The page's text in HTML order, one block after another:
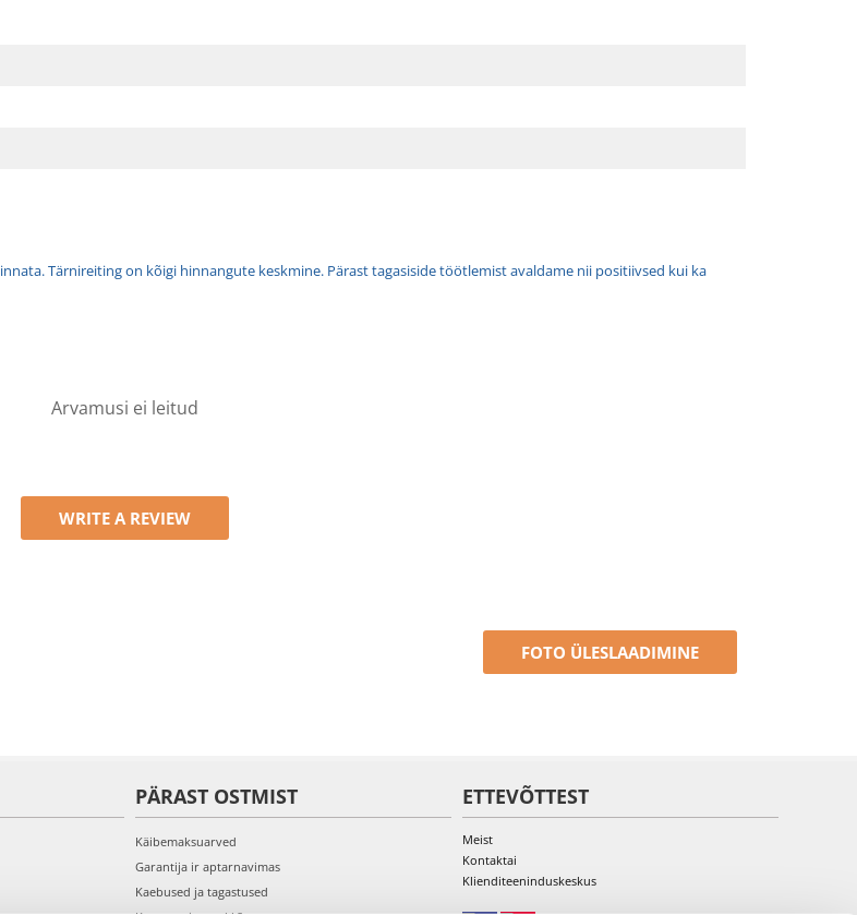
Tärnireiting on kõigi hinnangute keskmine. Pärast tagasiside töötlemist avaldame nii positiivsed kui ka
Arvamusi ei leitud
WRITE A REVIEW
FOTO ÜLESLAADIMINE
PÄRAST OSTMIST
Käibemaksuarved
Garantija ir aptarnavimas
Kaebused ja tagastused
ETTEVÕTTEST
Meist
Kontaktai
Klienditeeninduskeskus